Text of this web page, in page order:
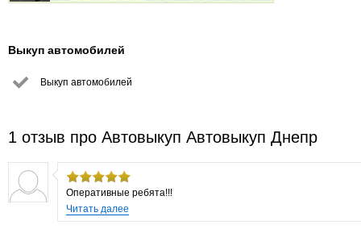
Выкуп автомобилей
Выкуп автомобилей
1 отзыв про Автовыкуп Автовыкуп Днепр
Оперативные ребята!!!
Читать далее